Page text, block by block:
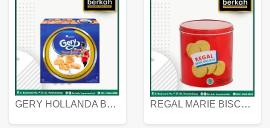
GERY HOLLANDA BUTTER COOKIES 450 GRAM REGAL MARIE BISCUIT KALENG 550 GRAM